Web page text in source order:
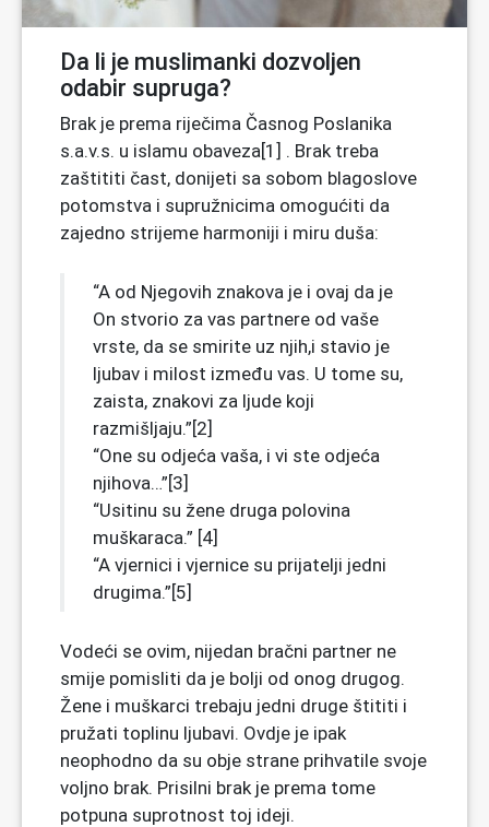
Da li je muslimanki dozvoljen
odabir supruga?
Brak je prema riječima Časnog Poslanika
s.a.v.s. u islamu obaveza[1] . Brak treba
zaštititi čast, donijeti sa sobom blagoslove
potomstva i supružnicima omogućiti da
zajedno strijeme harmoniji i miru duša:
“A od Njegovih znakova je i ovaj da je
On stvorio za vas partnere od vaše
vrste, da se smirite uz njih,i stavio je
ljubav i milost između vas. U tome su,
zaista, znakovi za ljude koji
razmišljaju.”[2]
“One su odjeća vaša, i vi ste odjeća
njihova…”[3]
“Usitinu su žene druga polovina
muškaraca.” [4]
“A vjernici i vjernice su prijatelji jedni
drugima.”[5]
Vodeći se ovim, nijedan bračni partner ne
smije pomisliti da je bolji od onog drugog.
Žene i muškarci trebaju jedni druge štititi i
pružati toplinu ljubavi. Ovdje je ipak
neophodno da su obje strane prihvatile svoje
voljno brak. Prisilni brak je prema tome
potpuna suprotnost toj ideji.